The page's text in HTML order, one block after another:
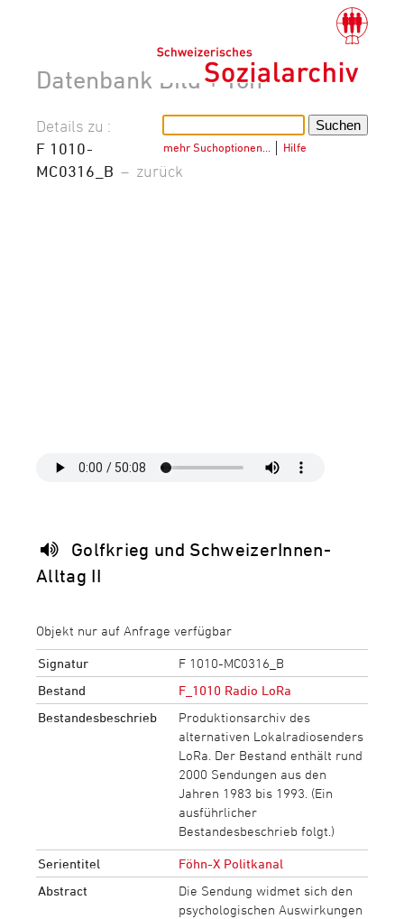
Datenbank Bild + Ton
mehr Suchoptionen… Hilfe
Details zu :
F 1010-
MC0316_B – zurück
Golfkrieg und SchweizerInnen-
Alltag II
Objekt nur auf Anfrage verfügbar
Signatur
F 1010-MC0316_B
Bestand
F_1010 Radio LoRa
Bestandesbeschrieb
Produktionsarchiv des
alternativen Lokalradiosenders
LoRa. Der Bestand enthält rund
2000 Sendungen aus den
Jahren 1983 bis 1993. (Ein
ausführlicher
Bestandesbeschrieb folgt.)
Serientitel
Föhn-X Politkanal
Abstract
Die Sendung widmet sich den
psychologischen Auswirkungen